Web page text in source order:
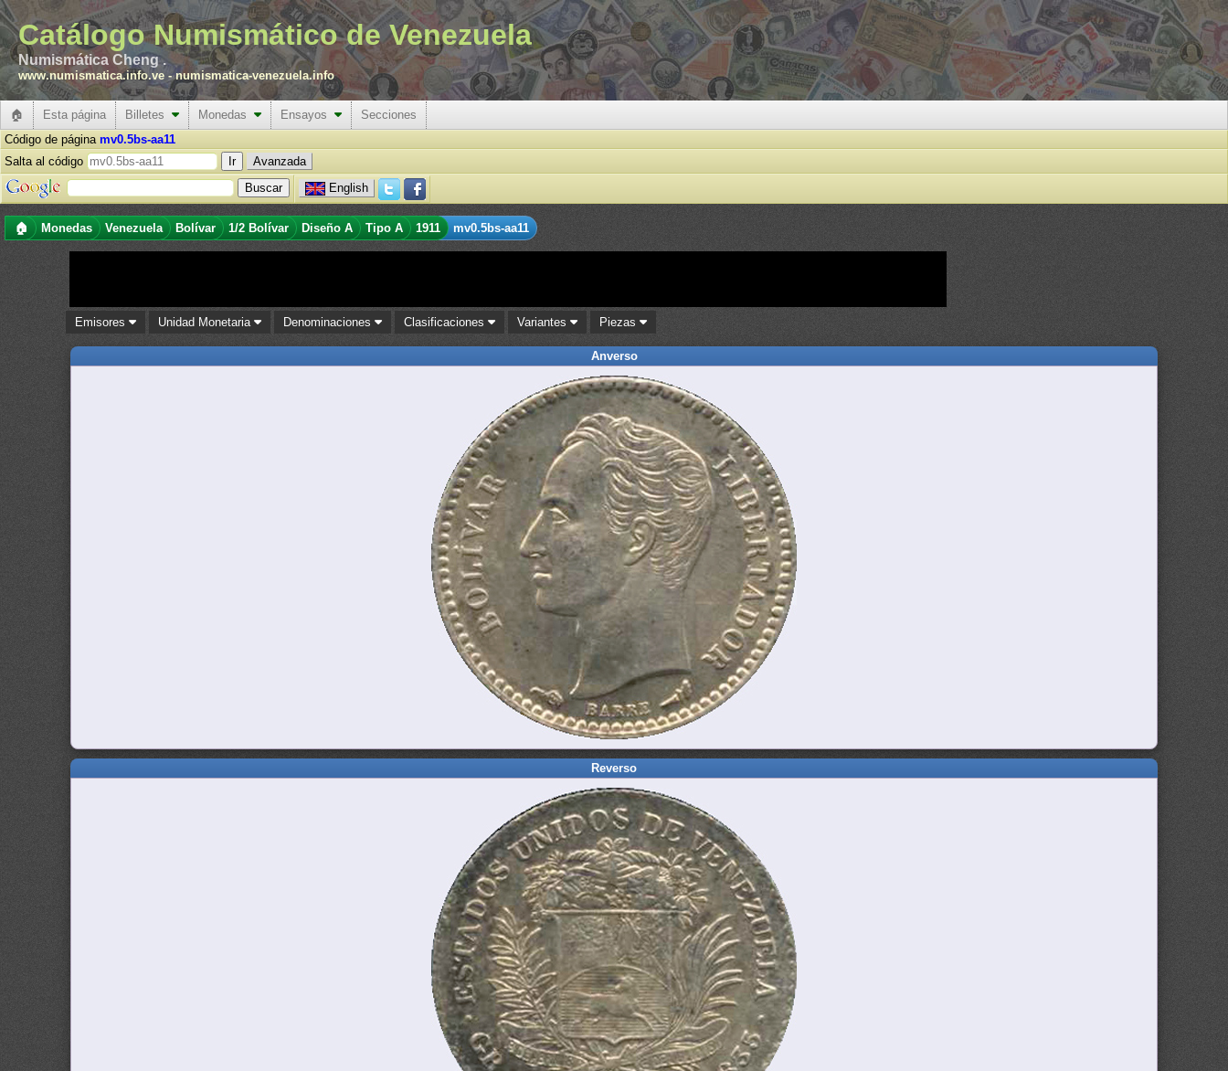
Catálogo Numismático de Venezuela
Numismática Cheng .
www.numismatica.info.ve -numismatica-venezuela.info
🏠 Esta página Billetes Monedas Ensayos
Secciones
Código de página mv0.5bs-aa11
Salta al código
Avanzada
English
🏠 Monedas Venezuela Bolívar 1/2 Bolívar Diseño A Tipo A 1911 mv0.5bs-aa11
Emisores Unidad Monetaria Denominaciones Clasificaciones Variantes Piezas
Anverso
Reverso